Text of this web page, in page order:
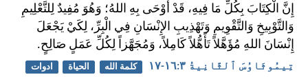
إِنَّ الْكِتَابَ بِكُلِّ مَا فِيهِ، قَدْ أَوْحَى بِهِ اللهُ؛ وَهُوَ مُفِيدٌ لِلتَّعْلِيمِ
وَالتَّوْبِيخِ وَالتَّقْوِيمِ وَتَهْذِيبِ الإِنْسَانِ فِي الْبِرِّ، لِكَيْ يَجْعَلَ
إِنْسَانَ اللهِ مُؤَهَّلاً تَأَهُّلاً كَامِلاً، وَمُجَهَّزاً لِكُلِّ عَمَلٍ صَالِحٍ.
تِيمُوثَاوُسَ ٱلثَّانِيةُ ٣:‏١٦-‏١٧ كلمة الله الحياة ادوات